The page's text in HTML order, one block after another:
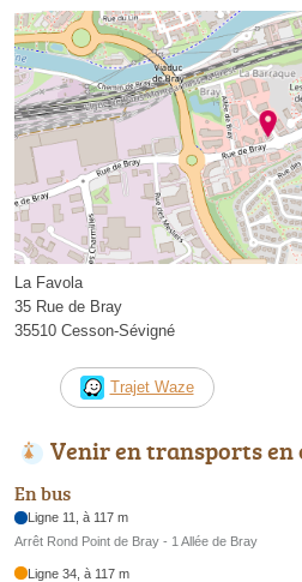
La Favola
35 Rue de Bray
35510 Cesson-Sévigné
Trajet Waze
Venir en transports en
En bus
Ligne 11, à 117 m
Arrêt Rond Point de Bray - 1 Allée de Bray
Ligne 34, à 117 m